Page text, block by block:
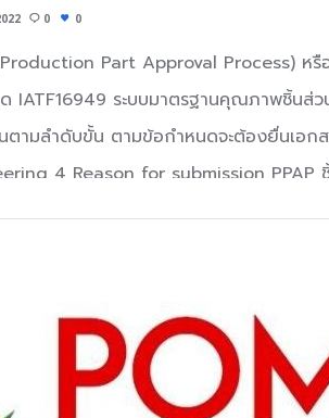
0 0
(Production Part Approval Process) ห
IATF16949 ระบบมาตรฐานคุณภาพชิ้นส่
ามลำดับขั้น ตามข้อกำหนดจะต้องยื่นเอก
4 Reason for submission PPAP
ะผลิตภัณฑ์ ชิ้นส่วนหรือผลิตภัณฑ์นั้นมีการเ
อมีการใช้เทคโนโลยีการผลิตใหม่ ที่ไม่เค
Engineering Change